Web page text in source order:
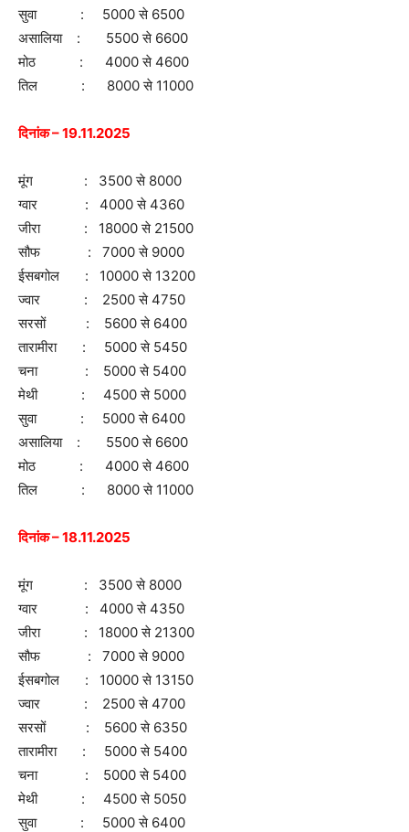
सुवा : 5000 से 6500
असालिया : 5500 से 6600
मोठ : 4000 से 4600
तिल : 8000 से 11000
दिनांक – 19.11.2025
मूंग : 3500 से 8000
ग्वार : 4000 से 4360
जीरा : 18000 से 21500
सौफ : 7000 से 9000
ईसबगोल : 10000 से 13200
ज्वार : 2500 से 4750
सरसों : 5600 से 6400
तारामीरा : 5000 से 5450
चना : 5000 से 5400
मेथी : 4500 से 5000
सुवा : 5000 से 6400
असालिया : 5500 से 6600
मोठ : 4000 से 4600
तिल : 8000 से 11000
दिनांक – 18.11.2025
मूंग : 3500 से 8000
ग्वार : 4000 से 4350
जीरा : 18000 से 21300
सौफ : 7000 से 9000
ईसबगोल : 10000 से 13150
ज्वार : 2500 से 4700
सरसों : 5600 से 6350
तारामीरा : 5000 से 5400
चना : 5000 से 5400
मेथी : 4500 से 5050
सुवा : 5000 से 6400